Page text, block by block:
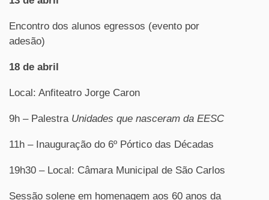
Encontro dos alunos egressos (evento por
adesão)
18 de abril
Local: Anfiteatro Jorge Caron
9h – Palestra Unidades que nasceram da EESC
11h – Inauguração do 6º Pórtico das Décadas
19h30 – Local: Câmara Municipal de São Carlos
Sessão solene em homenagem aos 60 anos da